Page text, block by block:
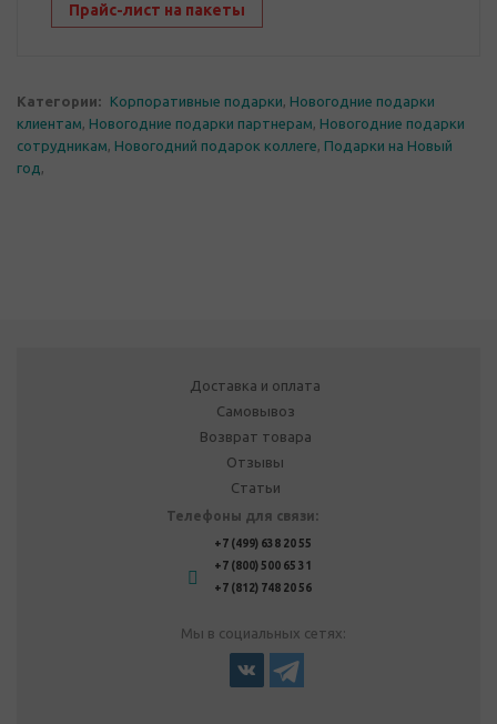
Прайс-лист на пакеты
Категории: Корпоративные подарки, Новогодние подарки
клиентам, Новогодние подарки партнерам, Новогодние подарки
сотрудникам, Новогодний подарок коллеге, Подарки на Новый
год ,
Доставка и оплата
Самовывоз
Возврат товара
Отзывы
Статьи
Телефоны для связи:
+7 (499) 638 20 55
+7 (800) 500 65 31
+7 (812) 748 20 56
Мы в социальных сетях: